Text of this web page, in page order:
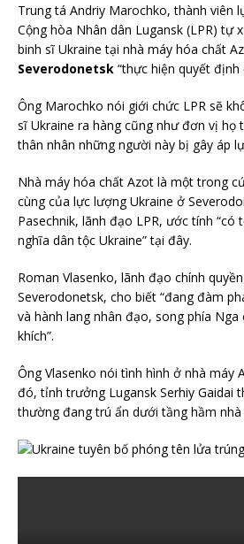
Trung tá Andriy Marochko, thành viên
Cộng hòa Nhân dân Lugansk (LPR) tự
binh sĩ Ukraine tại nhà máy hóa chất
Severodonetsk “thực hiện quyết định
Ông Marochko nói giới chức LPR sẽ
sĩ Ukraine ra hàng cũng như đơn vị họ
thân nhân những người này bị gây áp
Nhà máy hóa chất Azot là một trong
cùng của lực lượng Ukraine ở
Pasechnik, lãnh đạo LPR, ước tính “có
nghĩa dân tộc Ukraine” tại đây.
Roman Vlasenko, lãnh đạo chính
Severodonetsk, cho biết “đang đàm
và hành lang nhân đạo, song phía Nga
khích”.
Ông Vlasenko nói tình hình ở nhà máy
đó, tỉnh trưởng Lugansk Serhiy Gaidai
thường đang trú ẩn dưới tầng hầm nhà